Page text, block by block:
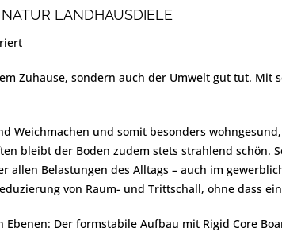
LANDHAUSDIELE
Zuhause, sondern auch der Umwelt gut tut.
Weichmachen und somit besonders
bleibt der Boden zudem stets strahlend
Belastungen des Alltags – auch im
von Raum- und Trittschall, ohne dass
Der formstabile Aufbau mit Rigid Core